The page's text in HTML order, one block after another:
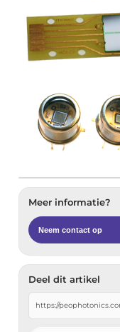
Meer informatie?
Neem contact op
Deel dit artikel